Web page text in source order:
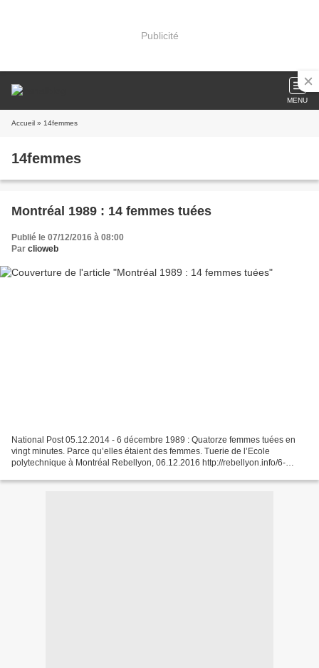
Publicité
MENU
Accueil » 14femmes
14femmes
Montréal 1989 : 14 femmes tuées
Publié le 07/12/2016 à 08:00
Par clioweb
National Post 05.12.2014 - 6 décembre 1989 : Quatorze femmes tuées en
vingt minutes. Parce qu’elles étaient des femmes. Tuerie de l’Ecole
polytechnique à Montréal Rebellyon, 06.12.2016 http://rebellyon.info/6-